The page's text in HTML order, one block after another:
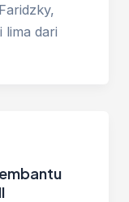
lima dari